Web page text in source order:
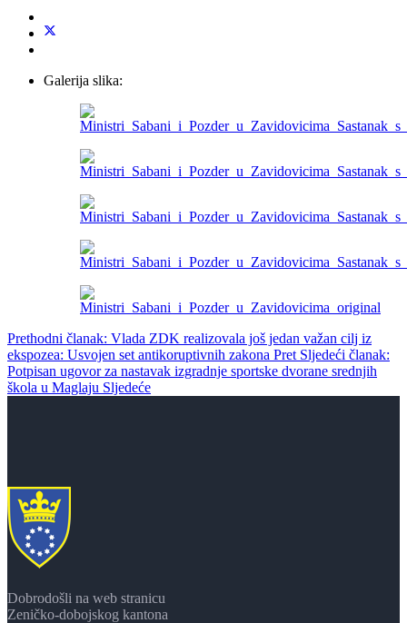
Galerija slika:
Prethodni članak: Vlada ZDK realizovala još jedan važan cilj iz
ekspozea: Usvojen set antikoruptivnih zakona Pret Sljedeći članak:
Potpisan ugovor za nastavak izgradnje sportske dvorane srednjih
škola u Maglaju Sljedeće
Dobrodošli na web stranicu
Zeničko-dobojskog kantona